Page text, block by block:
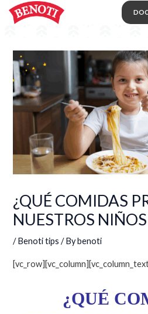
Skip
¿QUÉ COMIDAS
NUESTROS
/Benoti tips / Bybenoti
¿QUÉ